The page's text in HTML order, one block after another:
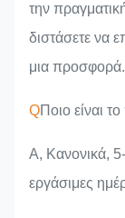
την
διστάσετε να
μια προσφορά.
QΠοιο είναι
Α, Κανονικά,
εργάσιμες